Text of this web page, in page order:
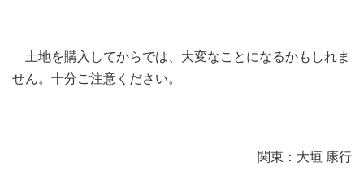
土地を購入してからでは、大変なことになるかもしれま
せん。十分ご注意ください。
関東：大垣 康行